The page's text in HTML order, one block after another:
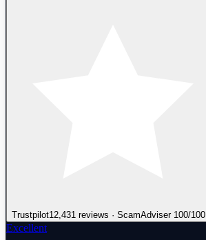
Trustpilot12,431 reviews · ScamAdviser 100/100
Excellent